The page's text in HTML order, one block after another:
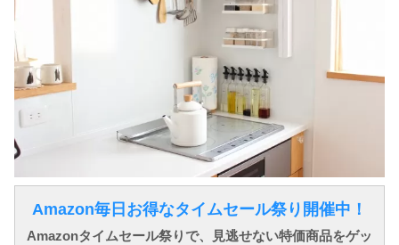
Amazon毎日お得なタイムセール祭り開催中！
Amazonタイムセール祭りで、見逃せない特価商品をゲッ